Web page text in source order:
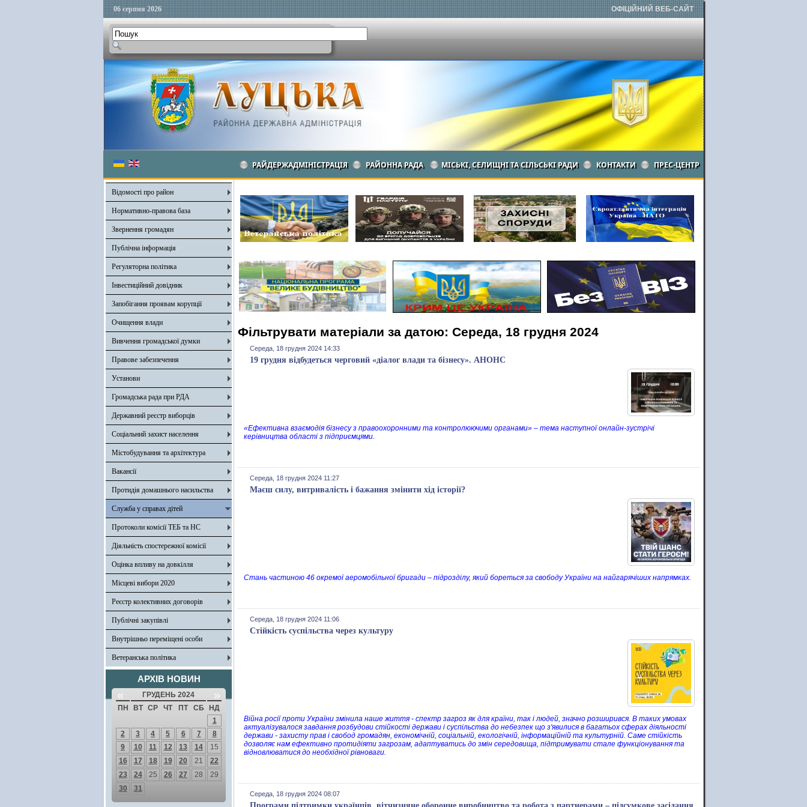
06 серпня 2026 ОФІЦІЙНИЙ ВЕБ-САЙТ
РАЙДЕРЖАДМІНІСТРАЦІЯ РАЙОННА РАДА МІСЬКІ, СЕЛИЩНІ ТА СІЛЬСЬКІ РАДИ КОНТАКТИ ПРЕС-ЦЕНТР
Відомості про район
Нормативно-правова база
Звернення громадян
Публічна інформація
Регуляторна політика
Інвестиційний довідник
Запобігання проявам корупції
Очищення влади
Вивчення громадської думки
Правове забезпечення
Установи
Громадська рада при РДА
Державний реєстр виборців
Соціальний захист населення
Містобудування та архітектура
Вакансії
Протидія домашнього насильства
Служба у справах дітей
Протоколи комісії ТЕБ та НС
Діяльність спостережної комісії
Оцінка впливу на довкілля
Місцеві вибори 2020
Реєстр колективних договорів
Публічні закупівлі
Внутрішньо переміщені особи
Ветеранська політика
АРХІВ НОВИН
« ГРУДЕНЬ 2024 »
ПН ВТ СР ЧТ ПТ СБ
НД
1
2
3 4 5 6 7
8
9
10 11 12 13 14
15
16
17 18 19 20 21
22
23
24 25 26 27 28
29
30
31
Фільтрувати матеріали за датою: Середа, 18 грудня 2024
Середа, 18 грудня 2024 14:33
19 грудня відбудеться черговий «діалог влади та бізнесу». АНОНС
«Ефективна взаємодія бізнесу з правоохоронними та контролюючими органами» – тема наступної онлайн-зустрічі
керівництва області з підприємцями.
Середа, 18 грудня 2024 11:27
Маєш силу, витривалість і бажання змінити хід історії?
Стань частиною 46 окремої аеромобільної бригади – підрозділу, який бореться за свободу України на найгарячіших напрямках.
Середа, 18 грудня 2024 11:06
Стійкість суспільства через культуру
Війна росії проти України змінила наше життя - спектр загроз як для країни, так і людей, значно розширився. В таких умовах
актуалізувалося завдання розбудови стійкості держави і суспільства до небезпек що з'явилися в багатьох сферах діяльності
держави - захисту прав і свобод громадян, економічній, соціальній, екологічній, інформаційній та культурній. Саме стійкість
дозволяє нам ефективно протидіяти загрозам, адаптуватись до змін середовища, підтримувати стале функціонування та
відновлюватися до необхідної рівноваги.
Середа, 18 грудня 2024 08:07